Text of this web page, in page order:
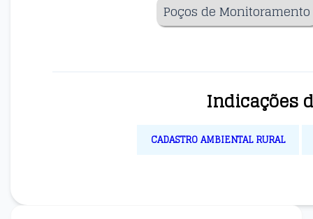
Poços de Monitoramento
Indicações
CADASTRO AMBIENTAL RURAL